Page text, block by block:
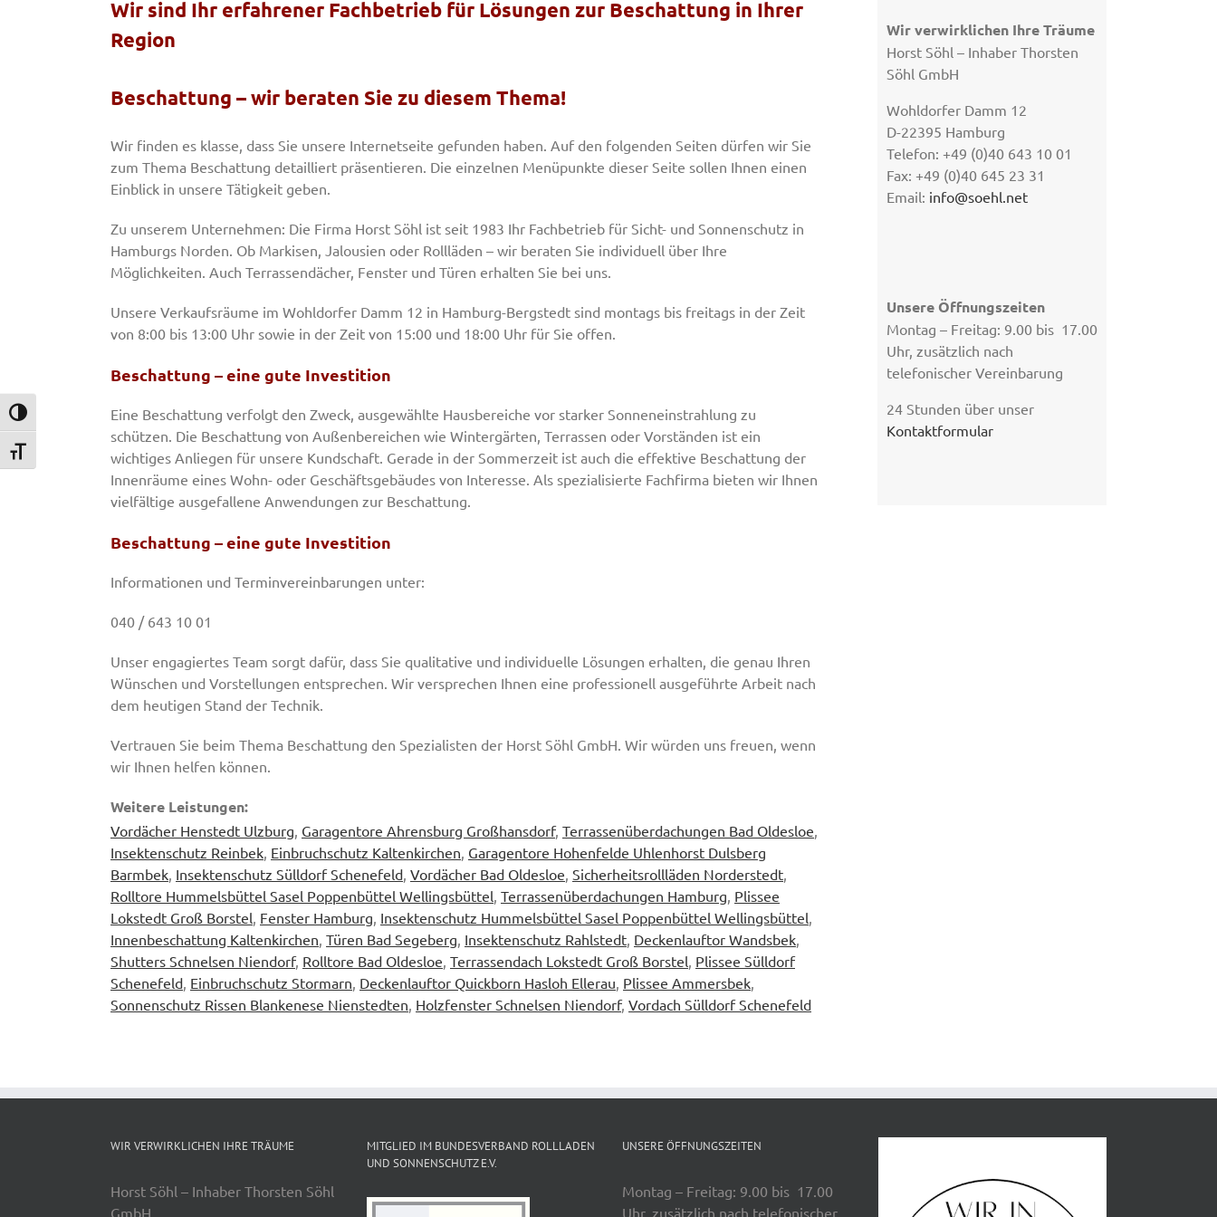
Umschalten auf hohe Kontraste
Schrift vergrößern
Wir sind Ihr erfahrener Fachbetrieb für Lösungen zur Beschattung in Ihrer
Region
Beschattung – wir beraten Sie zu diesem Thema!
Wir finden es klasse, dass Sie unsere Internetseite gefunden haben. Auf den folgenden Seiten dürfen wir Sie
zum Thema Beschattung detailliert präsentieren. Die einzelnen Menüpunkte dieser Seite sollen Ihnen einen
Einblick in unsere Tätigkeit geben.
Zu unserem Unternehmen: Die Firma Horst Söhl ist seit 1983 Ihr Fachbetrieb für Sicht- und Sonnenschutz in
Hamburgs Norden. Ob Markisen, Jalousien oder Rollläden – wir beraten Sie individuell über Ihre
Möglichkeiten. Auch Terrassendächer, Fenster und Türen erhalten Sie bei uns.
Unsere Verkaufsräume im Wohldorfer Damm 12 in Hamburg-Bergstedt sind montags bis freitags in der Zeit
von 8:00 bis 13:00 Uhr sowie in der Zeit von 15:00 und 18:00 Uhr für Sie offen.
Beschattung – eine gute Investition
Eine Beschattung verfolgt den Zweck, ausgewählte Hausbereiche vor starker Sonneneinstrahlung zu
schützen. Die Beschattung von Außenbereichen wie Wintergärten, Terrassen oder Vorständen ist ein
wichtiges Anliegen für unsere Kundschaft. Gerade in der Sommerzeit ist auch die effektive Beschattung der
Innenräume eines Wohn- oder Geschäftsgebäudes von Interesse. Als spezialisierte Fachfirma bieten wir Ihnen
vielfältige ausgefallene Anwendungen zur Beschattung.
Beschattung – eine gute Investition
Informationen und Terminvereinbarungen unter:
040 / 643 10 01
Unser engagiertes Team sorgt dafür, dass Sie qualitative und individuelle Lösungen erhalten, die genau Ihren
Wünschen und Vorstellungen entsprechen. Wir versprechen Ihnen eine professionell ausgeführte Arbeit nach
dem heutigen Stand der Technik.
Vertrauen Sie beim Thema Beschattung den Spezialisten der Horst Söhl GmbH. Wir würden uns freuen, wenn
wir Ihnen helfen können.
Weitere Leistungen:
Vordächer Henstedt Ulzburg, Garagentore Ahrensburg Großhansdorf, Terrassenüberdachungen Bad Oldesloe,
Insektenschutz Reinbek, Einbruchschutz Kaltenkirchen, Garagentore Hohenfelde Uhlenhorst Dulsberg
Barmbek, Insektenschutz Sülldorf Schenefeld, Vordächer Bad Oldesloe, Sicherheitsrollläden Norderstedt,
Rolltore Hummelsbüttel Sasel Poppenbüttel Wellingsbüttel, Terrassenüberdachungen Hamburg, Plissee
Lokstedt Groß Borstel, Fenster Hamburg, Insektenschutz Hummelsbüttel Sasel Poppenbüttel Wellingsbüttel,
Innenbeschattung Kaltenkirchen, Türen Bad Segeberg, Insektenschutz Rahlstedt, Deckenlauftor Wandsbek,
Shutters Schnelsen Niendorf, Rolltore Bad Oldesloe, Terrassendach Lokstedt Groß Borstel, Plissee Sülldorf
Schenefeld, Einbruchschutz Stormarn, Deckenlauftor Quickborn Hasloh Ellerau, Plissee Ammersbek,
Sonnenschutz Rissen Blankenese Nienstedten, Holzfenster Schnelsen Niendorf, Vordach Sülldorf Schenefeld
Wir verwirklichen Ihre Träume
Horst Söhl – Inhaber Thorsten
Söhl GmbH
Wohldorfer Damm 12
D-22395 Hamburg
Telefon: +49 (0)40 643 10 01
Fax: +49 (0)40 645 23 31
Email: info@soehl.net
Unsere Öffnungszeiten
Montag – Freitag: 9.00 bis 17.00
Uhr, zusätzlich nach
telefonischer Vereinbarung
24 Stunden über unser
Kontaktformular
WIR VERWIRKLICHEN IHRE TRÄUME
Horst Söhl – Inhaber Thorsten Söhl
GmbH
MITGLIED IM BUNDESVERBAND ROLLLADEN
UND SONNENSCHUTZ E.V.
UNSERE ÖFFNUNGSZEITEN
Montag – Freitag: 9.00 bis 17.00
Uhr, zusätzlich nach telefonischer